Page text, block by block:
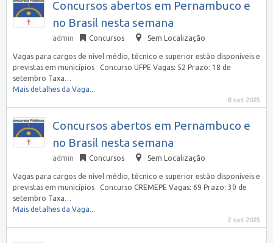
Concursos abertos em Pernambuco e
no Brasil nesta semana
admin Concursos Sem Localização
Vagas para cargos de nível médio, técnico e superior estão disponíveis e
previstas em municípios Concurso UFPE Vagas: 52 Prazo: 18 de
setembro Taxa…
Mais detalhes da Vaga...
8 set 2025
Concursos abertos em Pernambuco e
no Brasil nesta semana
admin Concursos Sem Localização
Vagas para cargos de nível médio, técnico e superior estão disponíveis e
previstas em municípios Concurso CREMEPE Vagas: 69 Prazo: 30 de
setembro Taxa…
Mais detalhes da Vaga...
2 set 2025